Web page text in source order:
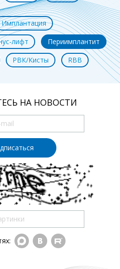
Имплантация
лифт
Периимплантит
РВК/Кисты RBB
НА НОВОСТИ